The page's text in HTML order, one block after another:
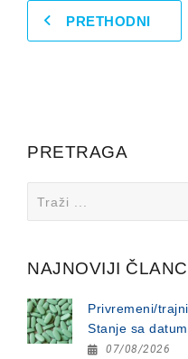
PRETHODNI
PRETRAGA
for:
NAJNOVIJI
Privremeni/
Stanje sa
07/08/2026